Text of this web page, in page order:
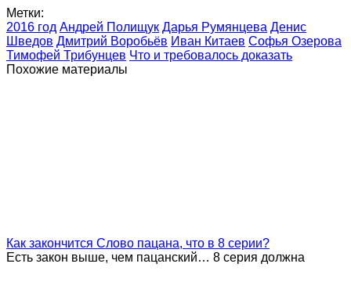
Метки:
2016 год Андрей Полищук Дарья Румянцева Денис
Шведов Дмитрий Воробьёв Иван Китаев Софья Озерова
Тимофей Трибунцев Что и требовалось доказать
Похожие материалы
Как закончится Слово пацана, что в 8 серии?
Есть закон выше, чем пацанский… 8 серия должна